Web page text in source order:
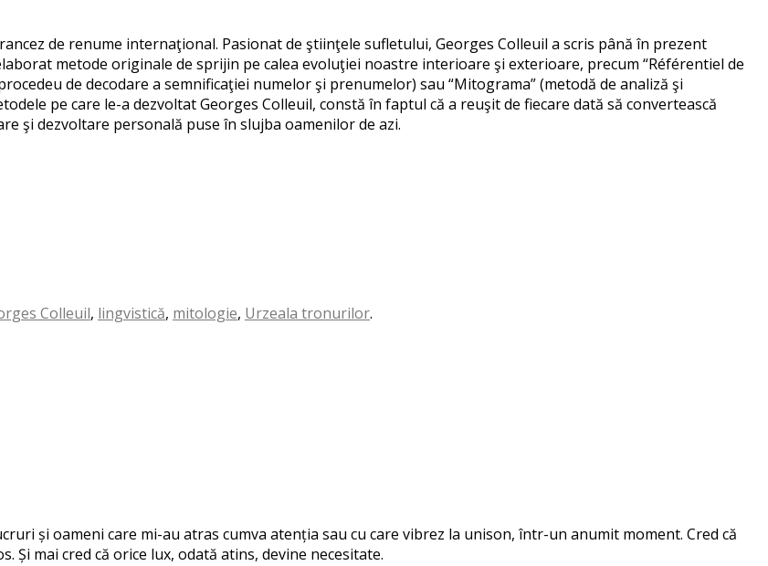
de renume internaţional. Pasionat de ştiinţele sufletului, Georges Colleuil a scris până în prezent
metode originale de sprijin pe calea evoluţiei noastre interioare şi exterioare, precum “Référentiel de
de decodare a semnificaţiei numelor şi prenumelor) sau “Mitograma” (metodă de analiză şi
pe care le-a dezvoltat Georges Colleuil, constă în faptul că a reuşit de fiecare dată să convertească
şi dezvoltare personală puse în slujba oamenilor de azi.
Colleuil, lingvistică, mitologie, Urzeala tronurilor.
și oameni care mi-au atras cumva atenția sau cu care vibrez la unison, într-un anumit moment. Cred că
Și mai cred că orice lux, odată atins, devine necesitate.